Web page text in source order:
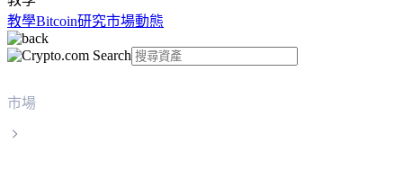
教學Bitcoin研究市場動態
市場